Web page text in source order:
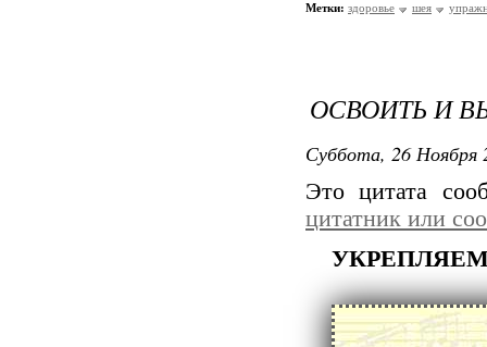
Метки: здоровье шея
ОСВОИТЬ И
Суббота, 26 Ноября
Это цитата
цитатник или